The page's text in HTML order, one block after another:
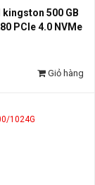
500 GB
PCIe 4.0 NVMe
Giỏ hàng
1024G